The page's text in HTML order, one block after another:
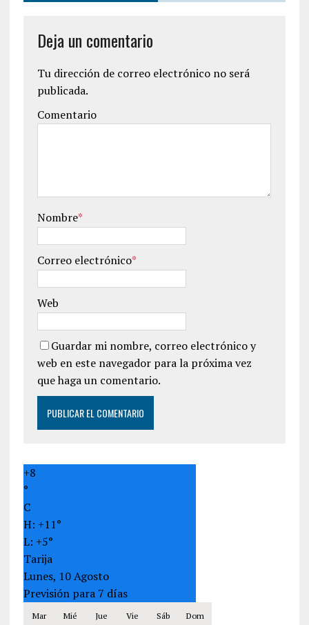
Deja un comentario
Tu dirección de correo electrónico no será
publicada.
Comentario
Nombre*
Correo electrónico*
Web
Guardar mi nombre, correo electrónico y
web en este navegador para la próxima vez
que haga un comentario.
+8
°
C
H: +11°
L: +5°
Tarija
Lunes, 10 Agosto
Previsión para 7 días
Mar Mié Jue Vie Sáb Dom